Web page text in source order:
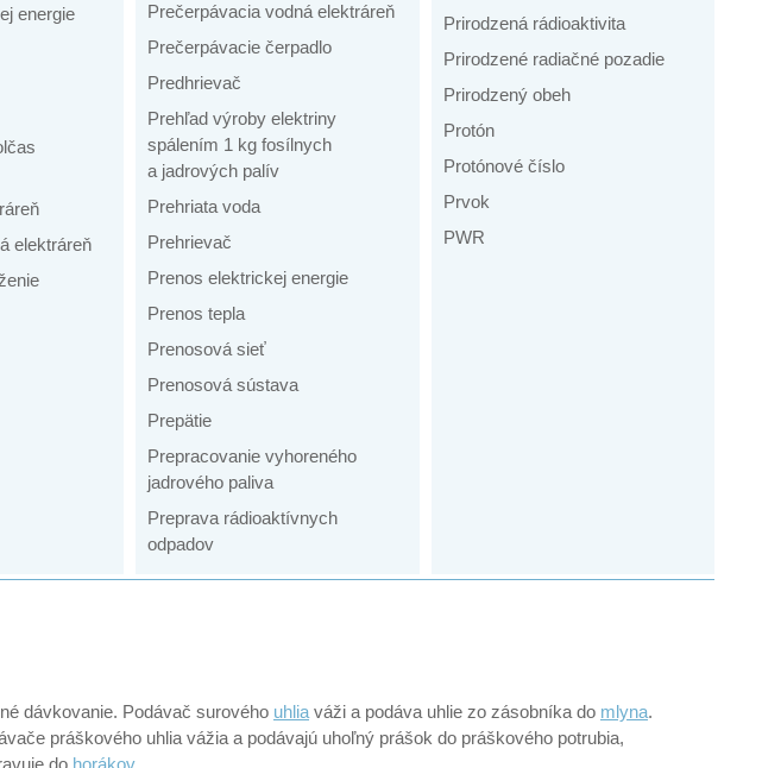
energie
elektráreň
Prečerpávacia vodná elektráreň
Prečerpávacie čerpadlo
Predhrievač
Prehľad výroby elektriny
spálením 1 kg fosílnych
a jadrových palív
Prehriata voda
Prehrievač
Prenos elektrickej energie
Prenos tepla
Prenosová sieť
Prenosová sústava
Prepätie
Prepracovanie vyhoreného
jadrového paliva
Preprava rádioaktívnych
odpadov
Prirodzená rádioaktivita
Prirodzené radiačné pozadie
Prirodzený obeh
Protón
Protónové číslo
Prvok
PWR
dávkovanie. Podávač surového uhlia váži a podáva uhlie zo zásobníka do mlyna.
práškového uhlia vážia a podávajú uhoľný prášok do práškového potrubia,
do horákov.